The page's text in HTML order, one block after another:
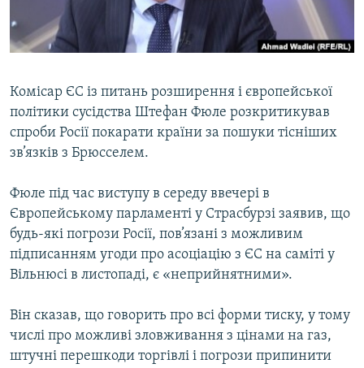
ВІДЕОУРОКИ «ELIFBE»
СВІДЧЕННЯ ОКУПАЦІЇ
ІНФОГРАФІКА
Русский
Qırımtatar
ДОЛУЧАЙСЯ!
Комісар ЄС із питань розширення і європейської
політики сусідства Штефан Фюле розкритикував
спроби Росії покарати країни за пошуки тісніших
зв’язків з Брюсселем.
Фюле під час виступу в середу ввечері в
Європейському парламенті у Страсбурзі заявив, що
будь-які погрози Росії, пов’язані з можливим
підписанням угоди про асоціацію з ЄС на саміті у
Вільнюсі в листопаді, є «неприйнятними».
Він сказав, що говорить про всі форми тиску, у тому
числі про можливі зловживання з цінами на газ,
штучні перешкоди торгівлі і погрози припинити